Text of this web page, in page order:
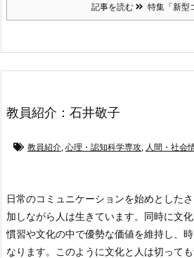
記事を読む 特集「新型
教員紹介：石井敬子
教員紹介, 心理・認知科学専攻, 人間・社会
日常のコミュニケーションを始めとした
加しながら人は生きています。同時に文
慣習や文化の中で優勢な価値を維持し、
なります。このように文化と人は切って